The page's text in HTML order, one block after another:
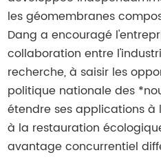
les géomembranes
Dang a encouragé
collaboration entre
recherche, à saisir les
politique nationale des
étendre ses applications
à la restauration
avantage concurrentiel